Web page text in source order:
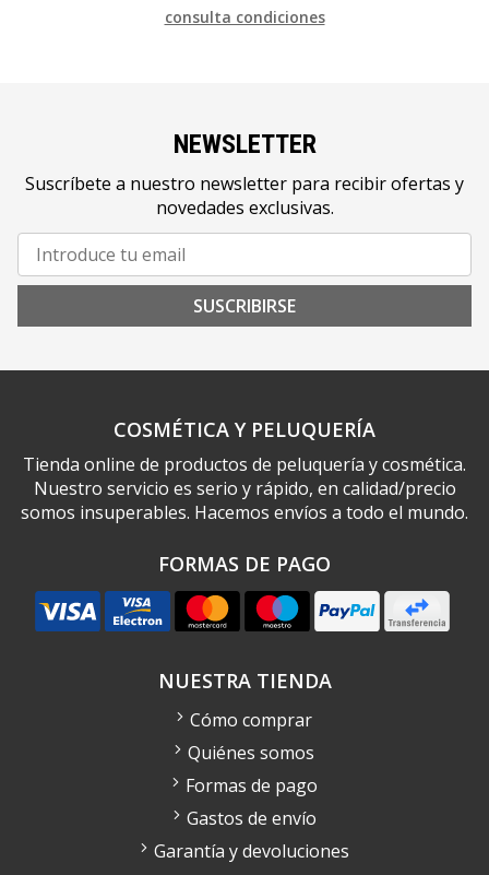
consulta condiciones
NEWSLETTER
Suscríbete a nuestro newsletter para recibir ofertas y
novedades exclusivas.
SUSCRIBIRSE
COSMÉTICA Y PELUQUERÍA
Tienda online de productos de peluquería y cosmética.
Nuestro servicio es serio y rápido, en calidad/precio
somos insuperables. Hacemos envíos a todo el mundo.
FORMAS DE PAGO
NUESTRA TIENDA
Cómo comprar
Quiénes somos
Formas de pago
Gastos de envío
Garantía y devoluciones